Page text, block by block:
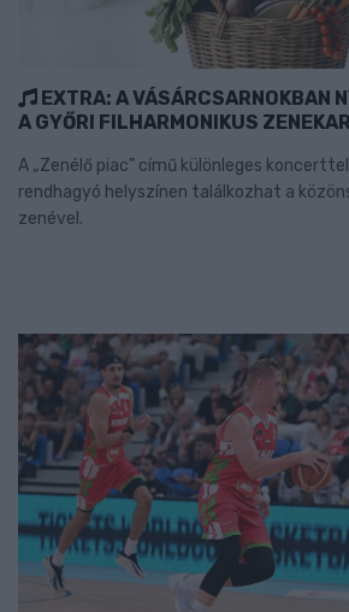
EXTRA: A VÁSÁRCSARNOKBAN
A GYŐRI FILHARMONIKUS ZENEKAR
A „Zenélő piac” című különleges
rendhagyó helyszínen találkozhat a
zenével.